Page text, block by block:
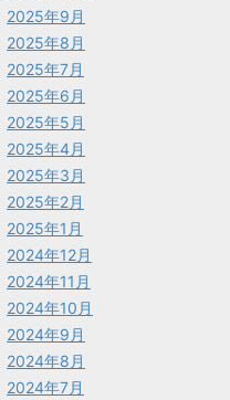
2025年9月
2025年8月
2025年7月
2025年6月
2025年5月
2025年4月
2025年3月
2025年2月
2025年1月
2024年12月
2024年11月
2024年10月
2024年9月
2024年8月
2024年7月